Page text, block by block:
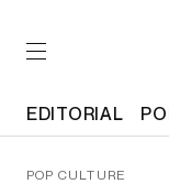
EDITORIAL
POP CULTURE